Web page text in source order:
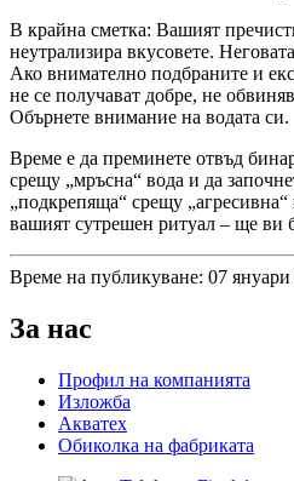
В крайна сметка: Вашият
неутрализира вкусовете.
Ако внимателно подбраните и
не се получават добре, не
Обърнете внимание на водата си.
Време е да преминете отвъд
срещу „мръсна“ вода и да
„подкрепяща“ срещу
вашият сутрешен ритуал – ще ви
Време на публикуване: 07 януари
За нас
Профил на компанията
Изложба
Акватех
Обиколка на фабриката